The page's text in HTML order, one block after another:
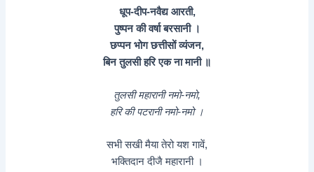
धूप-दीप-नवैद्य आरती,
पुष्पन की वर्षा बरसानी ।
छप्पन भोग छत्तीसों व्यंजन,
बिन तुलसी हरि एक ना मानी ॥
तुलसी महारानी नमो-नमो,
हरि की पटरानी नमो-नमो ।
सभी सखी मैया तेरो यश गावें,
भक्तिदान दीजै महारानी ।